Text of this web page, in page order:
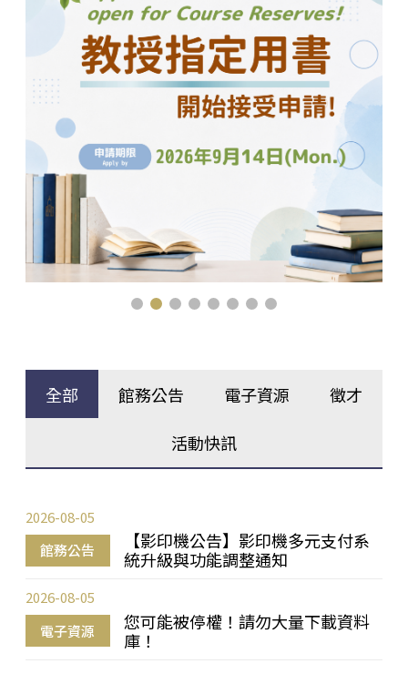
全部 館務公告 電子資源 徵才
活動快訊
館務公告
【影印機公告】影印機多元支付系
統升級與功能調整通知
2026-08-05
電子資源
您可能被停權！請勿大量下載資料
庫！
2026-08-05